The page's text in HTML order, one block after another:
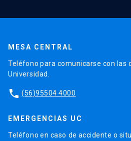
MESA CENTRAL
Teléfono para comunicarse con las
Universidad.
phone (56)95504 4000
EMERGENCIAS UC
Teléfono en caso de accidente o